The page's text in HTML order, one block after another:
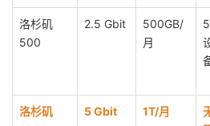
洛杉矶
500
2.5 Gbit
500GB/
月
洛杉矶
5 Gbit 1T/月